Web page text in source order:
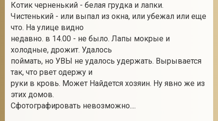
Котик черненький - белая грудка и лапки.
Чистенький - или выпал из окна, или убежал или еще
что. На улице видно
недавно. в 14.00 - не было. Лапы мокрые и
холодные, дрожит. Удалось
поймать, но УВЫ не удалось удержать. Вырывается
так, что рвет одержу и
руки в кровь. Может Найдется хозяин. Ну явно же из
этих домов.
Сфотографировать невозможно....